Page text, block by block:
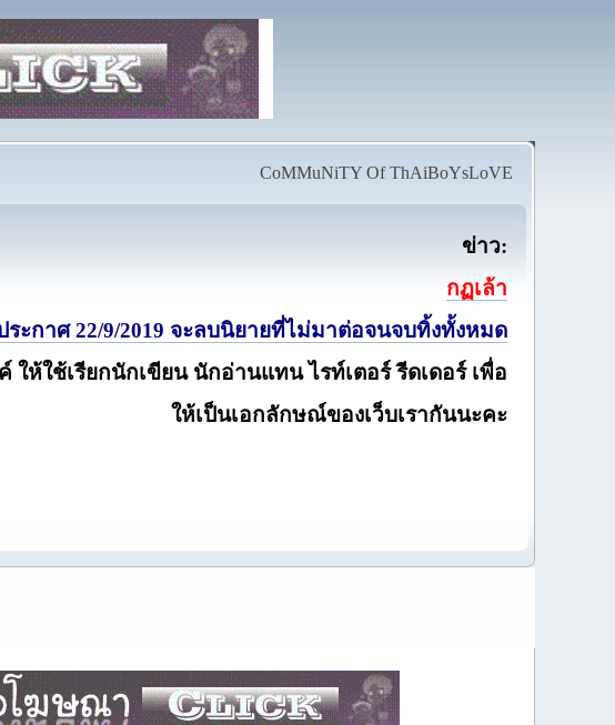
CoMMuNiTY Of ThAiBoYsLoVE
ข่าว:
กฏเล้า
ระกาศ 22/9/2019 จะลบนิยายที่ไม่มาต่อจนจบทิ้งทั้งหมด
ให้ใช้เรียกนักเขียน นักอ่านแทน ไรท์เตอร์ รีดเดอร์ เพื่อ
ให้เป็นเอกลักษณ์ของเว็บเรากันนะคะ